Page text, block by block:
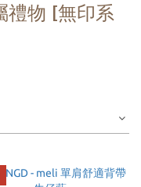
物 [無印系